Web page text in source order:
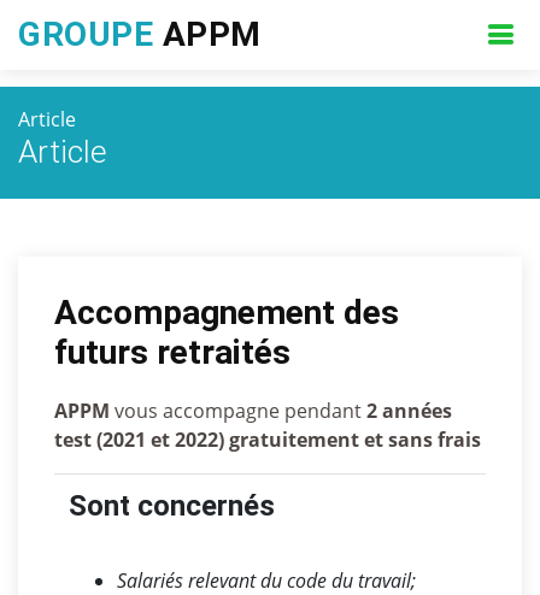
GROUPE APPM
Article
Article
Accompagnement des
futurs retraités
APPM vous accompagne pendant2 années
test (2021 et 2022) gratuitement et sans frais
Sont concernés
Salariés relevant du code du travail;